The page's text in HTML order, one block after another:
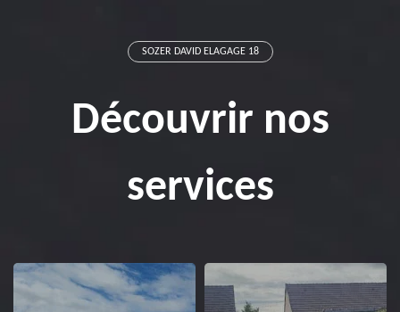
SOZER DAVID ELAGAGE 18
Découvrir nos
services